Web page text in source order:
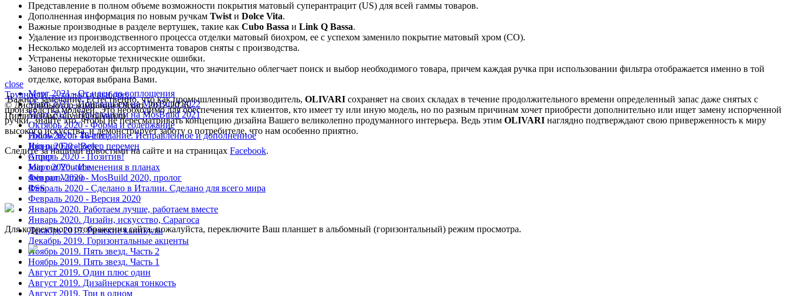
Представление в полном объеме возможности покрытия матовый суперантрацит (US) для всей гаммы товаров.
Дополненная информация по новым ручкам Twist и Dolce Vita.
Важные производные в разделе вертушек, такие как Cubo Bassa и Link Q Bassa.
Удаление из производственного процесса отделки матовый биохром, ее с успехом заменило покрытие матовый хром (CO).
Несколько моделей из ассортимента товаров сняты с производства.
Устранены некоторые технические ошибки.
Заново переработан фильтр продукции, что значительно облегчает поиск и выбор необходимого товара, причем каждая ручка при использовании фильтра отображается именно в той
отделке, которая выбрана Вами.
Важное замечание. Естественно, что как промышленный производитель, OLIVARI сохраняет на своих складах в течение продолжительного времени определенный запас даже снятых с
производства моделей. Это необходимо для обеспечения тех клиентов, кто имеет ту или иную модель, но по разным причинам хочет приобрести дополнительно или ищет замену испорченной
ручки. Знайте это, чтобы не пересматривать концепцию дизайна Вашего великолепно продуманного интерьера. Ведь этим OLIVARI наглядно подтверждают свою приверженность к миру
высокого искусства, и демонстрирует заботу о потребителе, что нам особенно приятно.
Следите за нашими новостями на сайте и на страницах Facebook.
Март 2021 - От идеи до воплощения
Март 2021 - Приглашаем на MosBuild 2022
Март 2021 - Приглашаем на MosBuild 2021
Октябрь 2020 - Форма и содержание
Июль 2020 - 48-е издание. Исправленное и дополненное
Июнь 2020 - Ветер перемен
Апрель 2020 - Позитив!
Март 2020 - Изменения в планах
Февраль 2020 - MosBuild 2020, пролог
Февраль 2020 - Сделано в Италии. Сделано для всего мира
Февраль 2020 - Версия 2020
Январь 2020. Работаем лучше, работаем вместе
Январь 2020. Дизайн, искусство, Сарагоса
Декабрь 2019. Римские каникулы
Декабрь 2019. Горизонтальные акценты
Ноябрь 2019. Пять звезд. Часть 2
Ноябрь 2019. Пять звезд. Часть 1
Август 2019. Один плюс один
Август 2019. Дизайнерская тонкость
Август 2019. Три в одном
close
Трудности — только в выборе…
© Дистрибьютор компании Olivari, 2012-2026
Пишите нам: olivari@olivari.ru
Follow us on Twitter>
Join our Facebook
Group
Join our Youtube
Join our Vimeo
RSS
Для корректного отображения сайта, пожалуйста, переключите Ваш планшет в альбомный (горизонтальный) режим просмотра.